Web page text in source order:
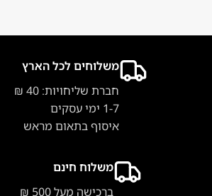
משלוחים לכל הארץ
חברת שליחויות: 40 ₪
1-7 ימי עסקים
איסוף בתאום מראש
משלוח חינם
ברכישה מעל 500 ₪